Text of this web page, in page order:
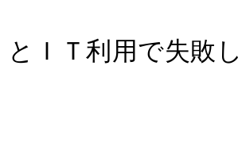
ＩＴ利用で失敗